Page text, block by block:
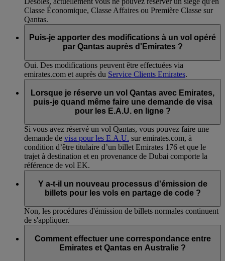
Classe Économique, Classe Affaires ou Première Classe sur
Qantas.
Puis-je apporter des modifications à un vol opéré
par Qantas auprès d'Emirates ?
Oui. Des modifications peuvent être effectuées via
emirates.com et auprès du Service Clients Emirates.
Lorsque je réserve un vol Qantas avec Emirates,
puis-je quand même faire une demande de visa
pour les E.A.U. en ligne ?
Si vous avez réservé un vol Qantas, vous pouvez faire une
demande de visa pour les E.A.U. sur emirates.com, à
condition d’être titulaire d’un billet Emirates 176 et que le
trajet à destination et en provenance de Dubai comporte la
référence de vol EK.
Y a-t-il un nouveau processus d'émission de
billets pour les vols en partage de code ?
Non, les procédures d'émission de billets normales continuent
de s'appliquer.
Comment effectuer une correspondance entre
Emirates et Qantas en Australie ?